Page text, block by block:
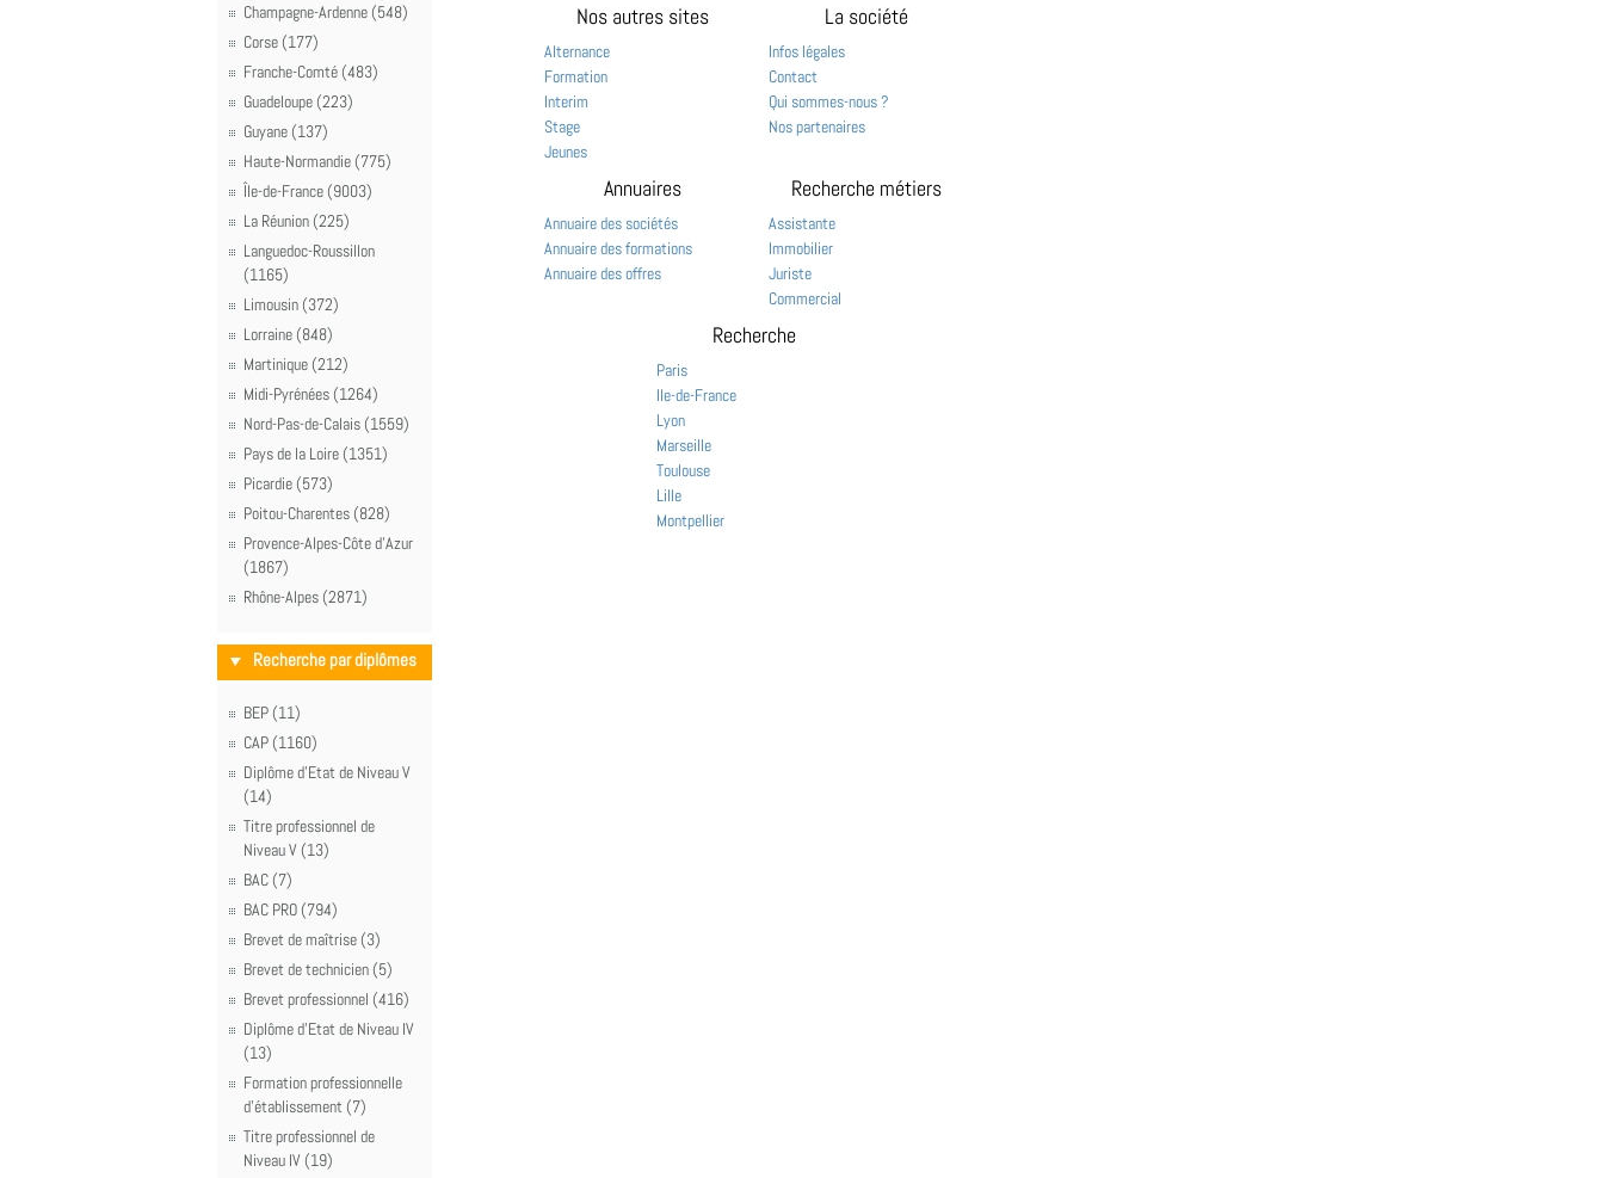
Champagne-Ardenne (548)
Corse (177)
Franche-Comté (483)
Guadeloupe (223)
Guyane (137)
Haute-Normandie (775)
Île-de-France (9003)
La Réunion (225)
Languedoc-Roussillon
(1165)
Limousin (372)
Lorraine (848)
Martinique (212)
Midi-Pyrénées (1264)
Nord-Pas-de-Calais (1559)
Pays de la Loire (1351)
Picardie (573)
Poitou-Charentes (828)
Provence-Alpes-Côte d'Azur
(1867)
Rhône-Alpes (2871)
Recherche par diplômes
BEP (11)
CAP (1160)
Diplôme d'Etat de Niveau V
(14)
Titre professionnel de
Niveau V (13)
BAC (7)
BAC PRO (794)
Brevet de maîtrise (3)
Brevet de technicien (5)
Brevet professionnel (416)
Diplôme d'Etat de Niveau IV
(13)
Formation professionnelle
d'établissement (7)
Titre professionnel de
Niveau IV (19)
Nos autres sites
Alternance
Formation
Interim
Stage
Jeunes
La société
Infos légales
Contact
Qui sommes-nous ?
Nos partenaires
Annuaires
Annuaire des sociétés
Annuaire des formations
Annuaire des offres
Recherche métiers
Assistante
Immobilier
Juriste
Commercial
Recherche
Paris
Ile-de-France
Lyon
Marseille
Toulouse
Lille
Montpellier